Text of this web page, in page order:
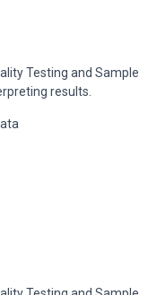
Testing and Sample
results.